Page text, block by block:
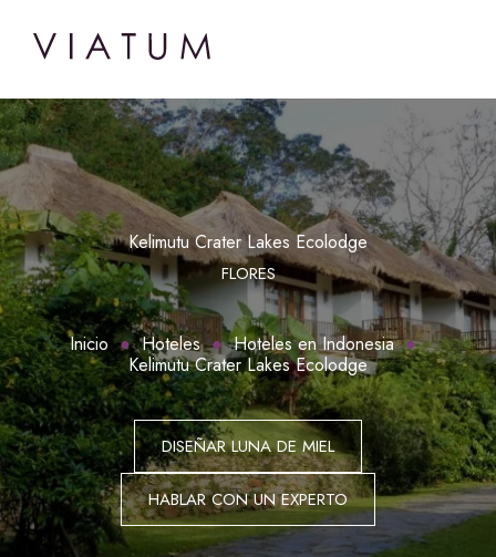
Kelimutu Crater Lakes Ecolodge
FLORES
Inicio Hoteles
Hoteles en Indonesia
Kelimutu Crater Lakes Ecolodge
DISEÑAR LUNA DE MIEL
HABLAR CON UN EXPERTO